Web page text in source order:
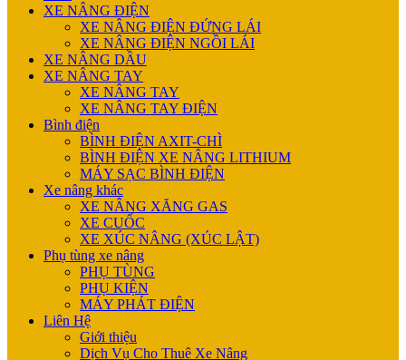
XE NÂNG ĐIỆN
XE NÂNG ĐIỆN ĐỨNG LÁI
XE NÂNG ĐIỆN NGỒI LÁI
XE NÂNG DẦU
XE NÂNG TAY
XE NÂNG TAY
XE NÂNG TAY ĐIỆN
Bình điện
BÌNH ĐIỆN AXIT-CHÌ
BÌNH ĐIỆN XE NÂNG LITHIUM
MÁY SẠC BÌNH ĐIỆN
Xe nâng khác
XE NÂNG XĂNG GAS
XE CUỐC
XE XÚC NÂNG (XÚC LẬT)
Phụ tùng xe nâng
PHỤ TÙNG
PHỤ KIỆN
MÁY PHÁT ĐIỆN
Liên Hệ
Giới thiệu
Dịch Vụ Cho Thuê Xe Nâng